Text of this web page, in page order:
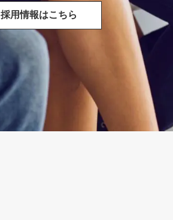
採用情報はこちら